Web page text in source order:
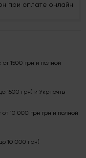
при оплате онлайн
от 1500 грн и полной
1500 грн) и Укрпочты
от 10 000 грн грн и полной
10 000 грн)